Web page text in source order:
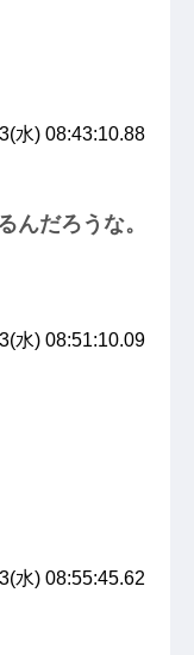
水) 08:43:10.88
んだろうな。
水) 08:51:10.09
水) 08:55:45.62